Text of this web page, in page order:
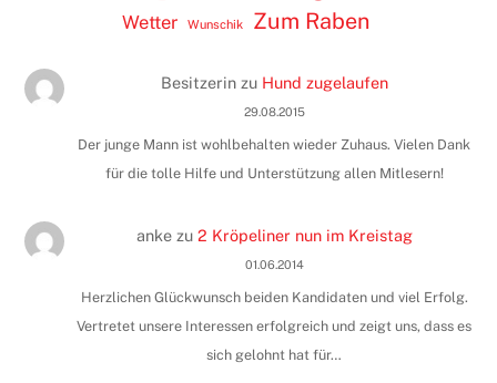
Wetter Wunschik Zum Raben
Besitzerinzu Hund zugelaufen
29.08.2015
Der junge Mann ist wohlbehalten wieder Zuhaus. Vielen Dank
für die tolle Hilfe und Unterstützung allen Mitlesern!
ankezu 2 Kröpeliner nun im Kreistag
01.06.2014
Herzlichen Glückwunsch beiden Kandidaten und viel Erfolg.
Vertretet unsere Interessen erfolgreich und zeigt uns, dass es
sich gelohnt hat für…